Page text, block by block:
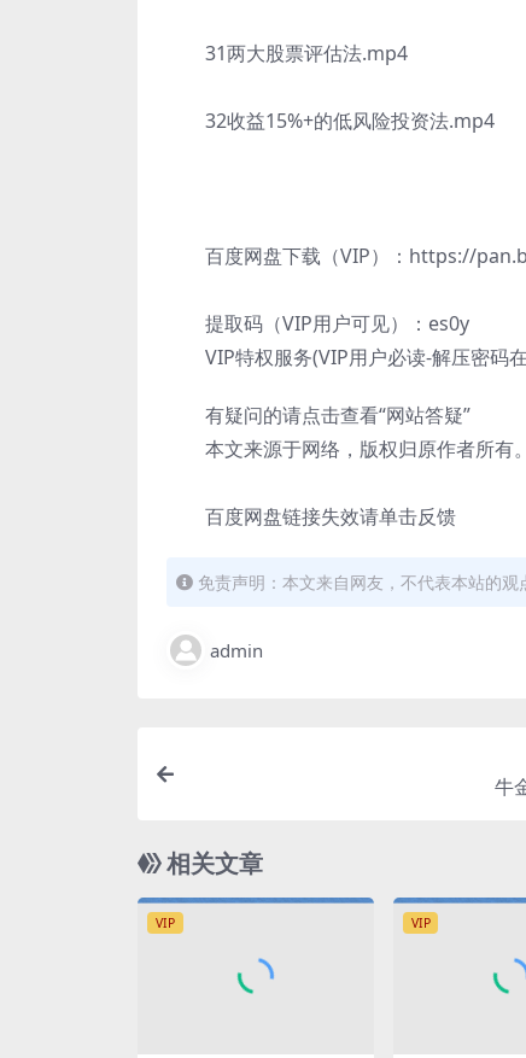
31两大股票评估法.mp4
32收益15%+的低风险投资法.mp4
百度网盘下载（VIP）：https://
提取码（VIP用户可见）：es0y
VIP特权服务(VIP用户必读-解压密码在
有疑问的请点击查看“网站答疑”
本文来源于网络，版权归原作者所有。
百度网盘链接失效请单击反馈
免责声明：本文来自网友，不代表本站的观
admin
牛
相关文章
VIP VIP